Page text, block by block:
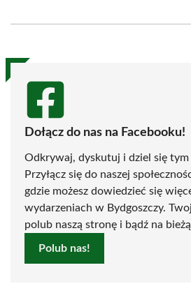
(Twitter)
Dołącz do nas na Facebooku!
Odkrywaj, dyskutuj i dziel się tym
Przyłącz się do naszej
gdzie możesz dowiedzieć się
wydarzeniach w Bydgoszczy.
polub naszą stronę i bądź na
Polub nas!